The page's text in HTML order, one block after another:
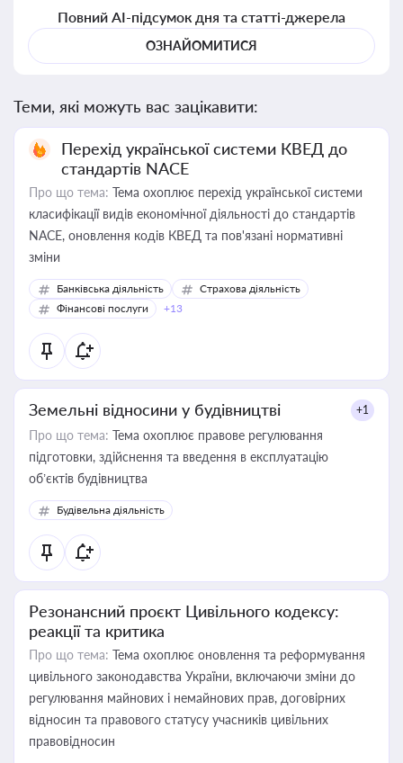
Повний AI-підсумок дня та статті-джерела
ОЗНАЙОМИТИСЯ
Теми, які можуть вас зацікавити:
Перехід української системи КВЕД до
стандартів NACE
Про що тема: Тема охоплює перехід української системи
класифікації видів економічної діяльності до стандартів
NACE, оновлення кодів КВЕД та пов'язані нормативні
зміни
Банківська діяльність
Страхова діяльність
Фінансові послуги
+13
Земельні відносини у будівництві +1
Про що тема: Тема охоплює правове регулювання
підготовки, здійснення та введення в експлуатацію
об’єктів будівництва
Будівельна діяльність
Резонансний проєкт Цивільного кодексу:
реакції та критика
Про що тема: Тема охоплює оновлення та реформування
цивільного законодавства України, включаючи зміни до
регулювання майнових і немайнових прав, договірних
відносин та правового статусу учасників цивільних
правовідносин